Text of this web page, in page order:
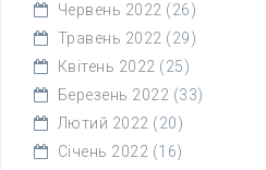
Червень 2022 (26)
Травень 2022 (29)
Квітень 2022 (25)
Березень 2022 (33)
Лютий 2022 (20)
Січень 2022 (16)